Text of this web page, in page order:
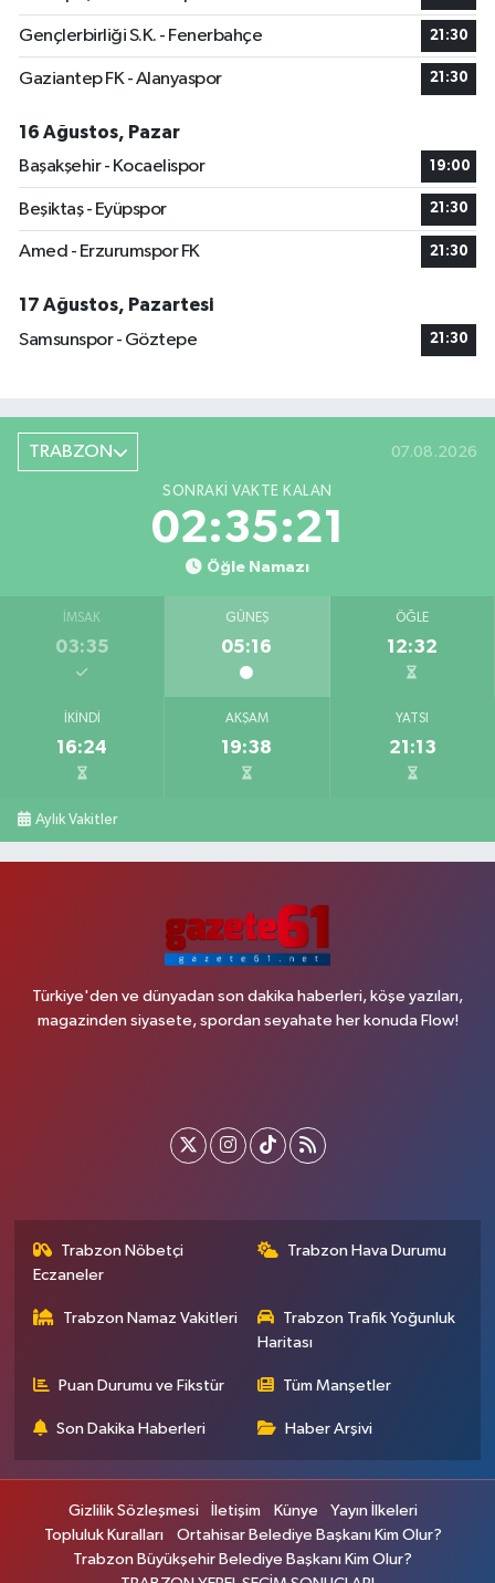
Gençlerbirliği S.K. - Fenerbahçe 21:30
Gaziantep FK - Alanyaspor 21:30
16 Ağustos, Pazar
Başakşehir - Kocaelispor
19:00
Beşiktaş - Eyüpspor 21:30
Amed - Erzurumspor FK 21:30
17 Ağustos, Pazartesi
Samsunspor - Göztepe
21:30
TRABZON 07.08.2026
SONRAKI VAKTE KALAN
02:35:20
Öğle Namazı
İMSAK
03:35
GÜNEŞ
05:16
ÖĞLE
12:32
İKINDI
16:24
AKŞAM
19:38
YATSI
21:13
Aylık Vakitler
Türkiye'den ve dünyadan son dakika haberleri, köşe yazıları,
magazinden siyasete, spordan seyahate her konuda Flow!
Trabzon Nöbetçi
Eczaneler
Trabzon Hava Durumu
Trabzon Namaz Vakitleri
Trabzon Trafik Yoğunluk
Haritası
Puan Durumu ve Fikstür Tüm Manşetler
Son Dakika Haberleri Haber Arşivi
Gizlilik Sözleşmesi İletişim Künye
Yayın İlkeleri
Topluluk Kuralları
Ortahisar Belediye Başkanı Kim Olur?
Trabzon Büyükşehir Belediye Başkanı Kim Olur?